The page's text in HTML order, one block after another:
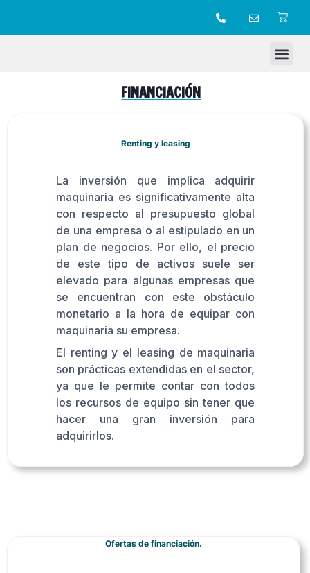
FINANCIACIÓN
Renting y leasing
La inversión que implica adquirir
maquinaria es significativamente alta
con respecto al presupuesto global
de una empresa o al estipulado en un
plan de negocios. Por ello, el precio
de este tipo de activos suele ser
elevado para algunas empresas que
se encuentran con este obstáculo
monetario a la hora de equipar con
maquinaria su empresa.
El renting y el leasing de maquinaria
son prácticas extendidas en el sector,
ya que le permite contar con todos
los recursos de equipo sin tener que
hacer una gran inversión para
adquirirlos.
Ofertas de financiación.